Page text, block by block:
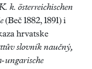
k. österreichischen
(Beč 1882, 1891) i
hrvatske
slovník naučný,
ungarische